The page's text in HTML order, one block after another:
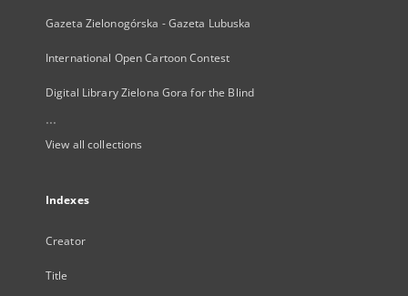
Gazeta Zielonogórska - Gazeta Lubuska
International Open Cartoon Contest
Digital Library Zielona Gora for the Blind
...
View all collections
Indexes
Creator
Title